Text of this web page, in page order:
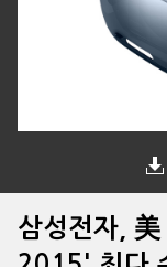
삼성전자,